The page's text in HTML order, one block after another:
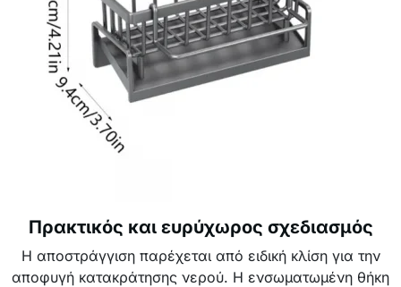
Πρακτικός και ευρύχωρος σχεδιασμός
Η αποστράγγιση παρέχεται από ειδική κλίση για την
αποφυγή κατακράτησης νερού. Η ενσωματωμένη θήκη